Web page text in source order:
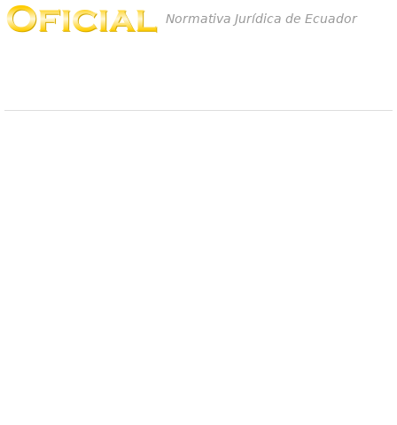
Normativa Jurídica de Ecuador